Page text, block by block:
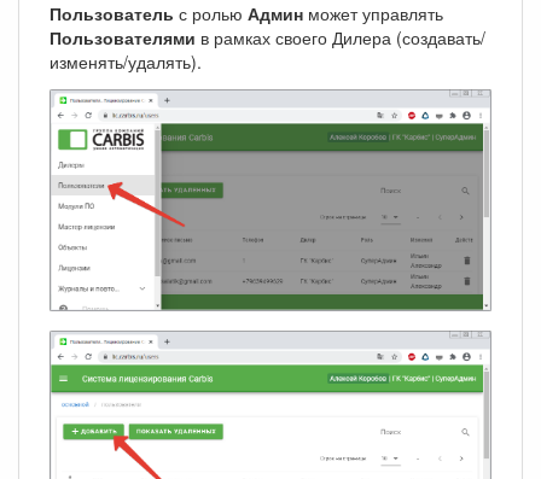
Пользователь с ролью Админ может управлять
Пользователями в рамках своего Дилера (создавать/
изменять/удалять).